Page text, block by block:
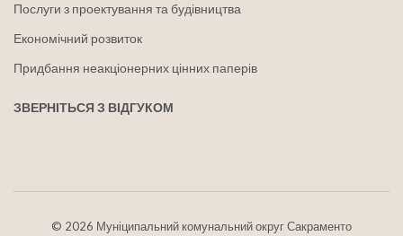
Послуги з проектування та будівництва
Економічний розвиток
Придбання неакціонерних цінних паперів
ЗВЕРНІТЬСЯ З ВІДГУКОМ
© 2026 Муніципальний комунальний округ Сакраменто